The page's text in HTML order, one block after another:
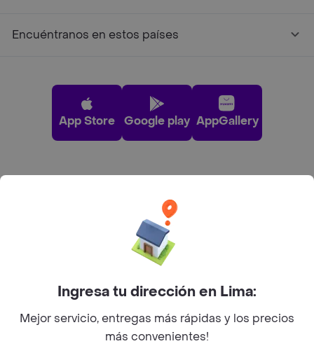
Encuéntranos en estos países
App Store Google play AppGallery
Sobre Rappi
Ingresa tu dirección en Lima:
Mejor servicio, entregas más rápidas y los precios
más convenientes!